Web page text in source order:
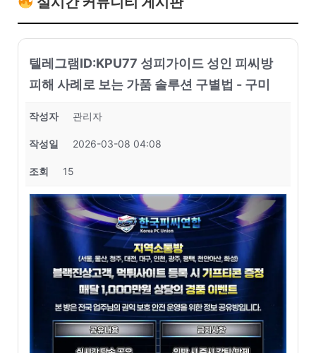
텔레그램ID:KPU77 성피가이드 성인 피씨방
피해 사례로 보는 가품 솔루션 구별법 - 구미
작성자 관리자
작성일 2026-03-08 04:08
조회 15